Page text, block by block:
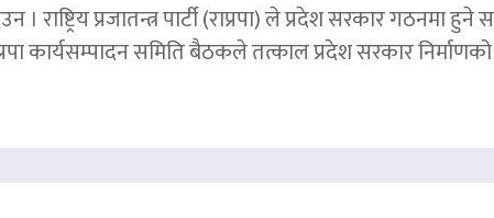
। राष्ट्रिय प्रजातन्त्र पार्टी (राप्रपा) ले प्रदेश सरकार
कार्यसम्पादन समिति बैठकले तत्काल प्रदेश सरकार निर्माणको